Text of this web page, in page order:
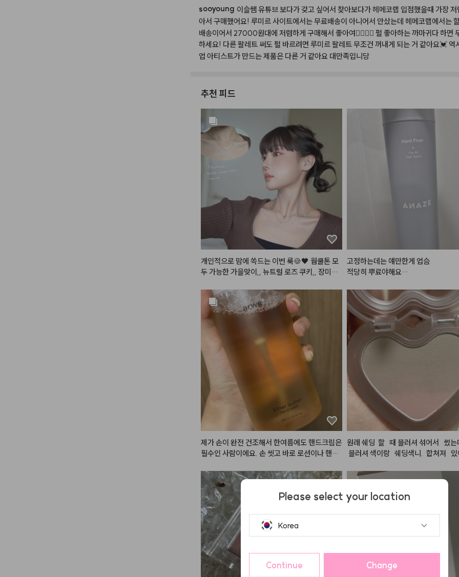
sooyoung 이슬쌤유튜브보다가갖고 싶어서 찾아보다가헤메코랩 입점했을때 가장저
아서 구매했어요! 루미르사이트에서는무료배송이 아니어서 안샀는데 헤메코랩에서는
배송이어서 27000원대에 저렴하게 구매해서 좋아여👍🏻👍🏻 펄 좋아하는까마귀다하면
하세요! 다른팔레트 써도펄 바르려면 루미르팔레트무조건 꺼내게 되는 거 같아요💓 역
업 아티스트가 만드는제품은 다른 거 같아요 대만족입니당
추천 피드
개인적으로 맘에 쏙드는 이번 룩🍪🖤 웜쿨톤 모
두 가능한 가을맞이,, 뉴트럴 로즈 쿠키,, 장미과
여러분이 궁금해해주신 알리에서 산 렌즈에, 진
짜 너어어무 특별하고 예쁜 레이어드 목걸이, 이
갈색 가디건은 그만입고 싶었는데ㅋㅋㅋ 젤 찰
떡이라 삼일째 입었어요ㅎ 그리고 해보고싶던 헤
어까지! 영상 곧 들고올게요🫶🏻🤎
#메이크업
고정하는데는 얘만한게 업슴
적당히 뿌료야해요
제가 손이 완전 건조해서 한여름에도 핸드크림은
필수인 사람이에요. 손 씻고 바로 로션이나 핸드
건조해지는데, 이 제품은 손 씻고나서 건조하거
나 당김이 없어서 좋았어요!!
#헤메코리뷰어
원래 쉐딩  할   때 블러셔 섞어서   썼는
블러셔 색이랑   쉐딩색니.  합쳐져
자연스럽고 이뻐요. 블러셔   색이랑
니.  일반   쉐딩과 다르게   칙칙해   보
영 생기   있어 보여여.  근데   좀    잘
좀 잘 조절해서 써야  할 것 같어여. 색
하게 생기. 있게 이쁘고 발색력도  좋
음에도 재구매 할 것 같아요.
Please select your location
Korea
Continue Change